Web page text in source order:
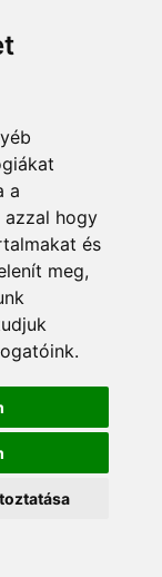
a
azzal hogy
és
meg,
Priskin
aki
el, és
jobb alsó
lépett, és
Palombót
a
percben Di
fejelte
a 70.-ben
zúdította
de